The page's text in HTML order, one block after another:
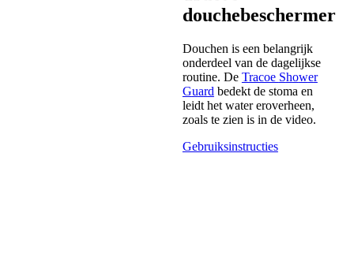
douchebeschermer
Douchen is een belangrijk
onderdeel van de dagelijkse
routine. De Tracoe Shower
Guard bedekt de stoma en
leidt het water eroverheen,
zoals te zien is in de video.
Gebruiksinstructies